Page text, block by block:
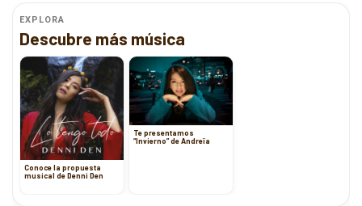
EXPLORA
Descubre más música
Conoce la propuesta
musical de Denni Den
Te presentamos
“Invierno” de Andreïa